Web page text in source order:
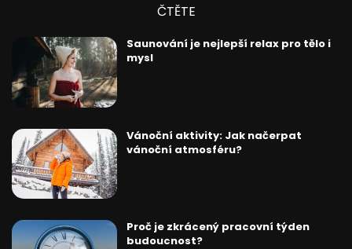
ČTĚTE
Saunování je nejlepší relax pro tělo i
mysl
Vánoční aktivity: Jak načerpat
vánoční atmosféru?
Proč je zkrácený pracovní týden
budoucnost?